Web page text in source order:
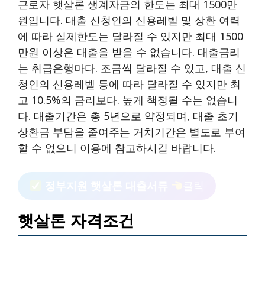
근로자 햇살론 생계자금의 한도는 최대 1500만
원입니다. 대출 신청인의 신용레벨 및 상환 여력
에 따라 실제한도는 달라질 수 있지만 최대 1500
만원 이상은 대출을 받을 수 없습니다. 대출금리
는 취급은행마다. 조금씩 달라질 수 있고, 대출 신
청인의 신용레벨 등에 따라 달라질 수 있지만 최
고 10.5%의 금리보다. 높게 책정될 수는 없습니
다. 대출기간은 총 5년으로 약정되며, 대출 초기
상환금 부담을 줄여주는 거치기간은 별도로 부여
할 수 없으니 이용에 참고하시길 바랍니다.
햇살론 자격조건